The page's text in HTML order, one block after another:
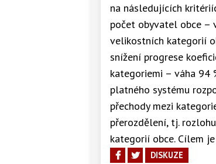
na následujících
počet obyvatel obce –
velikostních kategorií
snížení progrese
kategoriemi – váha 94
platného systému
přechody mezi
přerozdělení, tj.
kategorií obce. Cílem
DISKUZE